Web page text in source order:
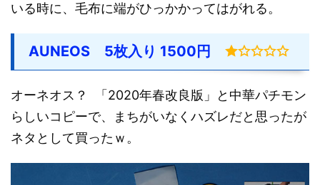
いる時に、毛布に端がひっかかってはがれる。
AUNEOS 5枚入り 1500円
オーネオス？ 「2020年春改良版」と中華パチモン
らしいコピーで、まちがいなくハズレだと思ったが
ネタとして買ったｗ。